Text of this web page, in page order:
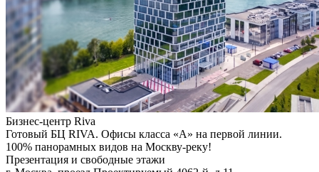
Бизнес-центр Riva
Готовый БЦ RIVA. Офисы класса «А» на первой линии.
100% панорамных видов на Москву-реку!
Презентация и свободные этажи